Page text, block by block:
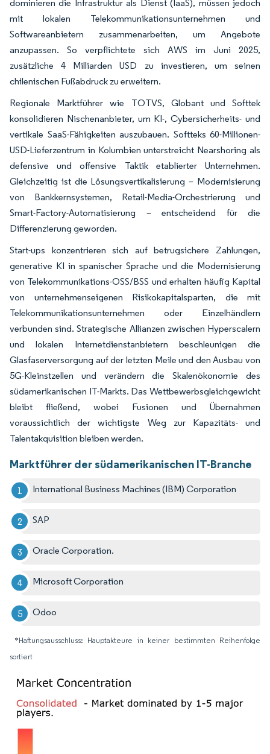
dominieren die Infrastruktur als Dienst (IaaS), müssen jedoch
mit lokalen Telekommunikationsunternehmen und
Softwareanbietern zusammenarbeiten, um Angebote
anzupassen. So verpflichtete sich AWS im Juni 2025,
zusätzliche 4 Milliarden USD zu investieren, um seinen
chilenischen Fußabdruck zu erweitern.
Regionale Marktführer wie TOTVS, Globant und Softtek
konsolidieren Nischenanbieter, um KI-, Cybersicherheits- und
vertikale SaaS-Fähigkeiten auszubauen. Softteks 60-Millionen-
USD-Lieferzentrum in Kolumbien unterstreicht Nearshoring als
defensive und offensive Taktik etablierter Unternehmen.
Gleichzeitig ist die Lösungsvertikalisierung – Modernisierung
von Bankkernsystemen, Retail-Media-Orchestrierung und
Smart-Factory-Automatisierung – entscheidend für die
Differenzierung geworden.
Start-ups konzentrieren sich auf betrugsichere Zahlungen,
generative KI in spanischer Sprache und die Modernisierung
von Telekommunikations-OSS/BSS und erhalten häufig Kapital
von unternehmenseigenen Risikokapitalsparten, die mit
Telekommunikationsunternehmen oder Einzelhändlern
verbunden sind. Strategische Allianzen zwischen Hyperscalern
und lokalen Internetdienstanbietern beschleunigen die
Glasfaserversorgung auf der letzten Meile und den Ausbau von
5G-Kleinstzellen und verändern die Skalenökonomie des
südamerikanischen IT-Markts. Das Wettbewerbsgleichgewicht
bleibt fließend, wobei Fusionen und Übernahmen
voraussichtlich der wichtigste Weg zur Kapazitäts- und
Talentakquisition bleiben werden.
Marktführer der südamerikanischen IT-Branche
International Business Machines (IBM) Corporation
SAP
Oracle Corporation.
Microsoft Corporation
Odoo
*Haftungsausschluss: Hauptakteure in keiner bestimmten Reihenfolge
sortiert